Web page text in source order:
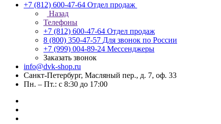
+7 (812) 600-47-64 Отдел продаж
Назад
Телефоны
+7 (812) 600-47-64 Отдел продаж
8 (800) 350-47-57 Для звонок по России
+7 (999) 004-89-24 Мессенджеры
Заказать звонок
info@dvk-shop.ru
Санкт-Петербург, Масляный пер., д. 7, оф. 33
Пн. – Пт.: с 8:30 до 17:00